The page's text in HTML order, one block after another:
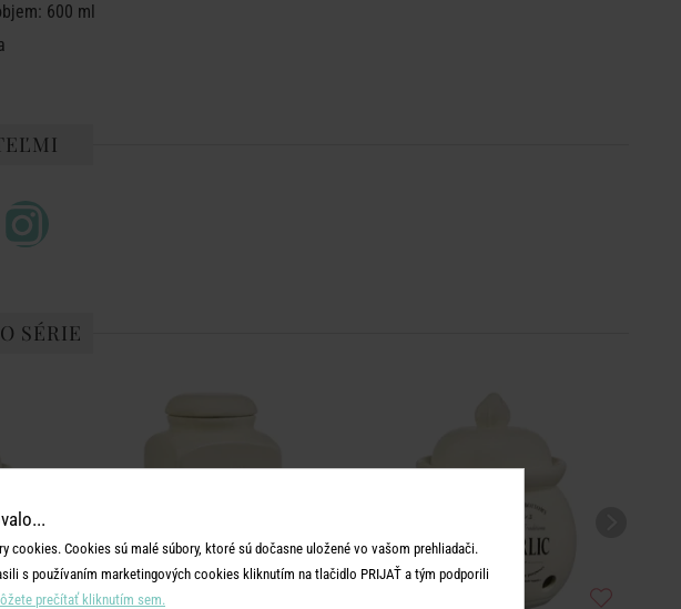
600 ml
SÉRIE
cookies. Cookies sú malé súbory, ktoré sú dočasne uložené vo vašom prehliadači.
s používaním marketingových cookies kliknutím na tlačidlo PRIJAŤ a tým podporili
prečítať kliknutím sem.